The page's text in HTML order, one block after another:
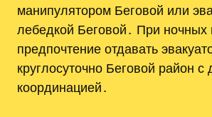
манипулятором Беговой или
лебедкой Беговой․ При ночных
предпочтение отдавать
круглосуточно Беговой район с
координацией․